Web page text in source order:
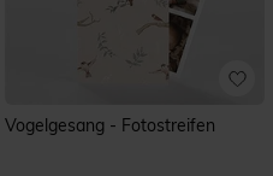
Vogelgesang - Fotostreifen